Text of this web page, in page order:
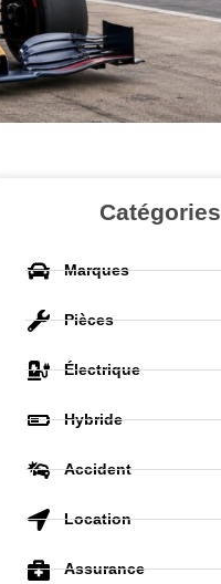
Catégories
Marques
Pièces
Électrique
Hybride
Accident
Location
Assurance